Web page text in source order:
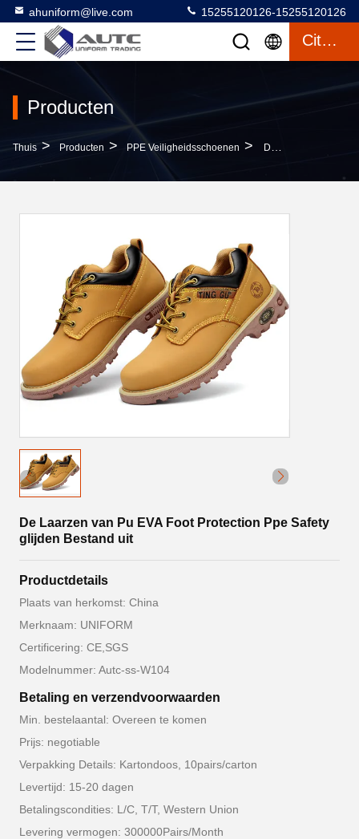
ahuniform@live.com 15255120126-15255120126
Citaat
Producten
Thuis > Producten > PPE Veiligheidsschoenen > De Laarzen Van Pu EVA Foot Protection Ppe Safety Glijden Bestand Uit
De Laarzen van Pu EVA Foot Protection Ppe Safety
glijden Bestand uit
Productdetails
Plaats van herkomst: China
Merknaam: UNIFORM
Certificering: CE,SGS
Modelnummer: Autc-ss-W104
Betaling en verzendvoorwaarden
Min. bestelaantal: Overeen te komen
Prijs: negotiable
Verpakking Details: Kartondoos, 10pairs/carton
Levertijd: 15-20 dagen
Betalingscondities: L/C, T/T, Western Union
Levering vermogen: 300000Pairs/Month